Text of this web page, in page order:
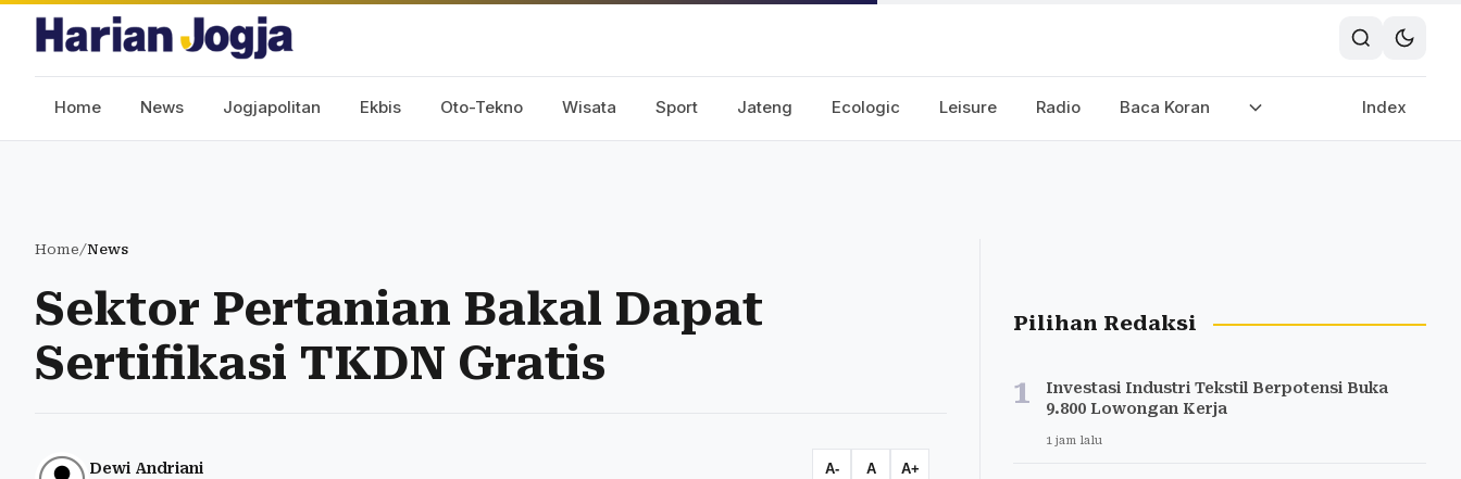
Home News Jogjapolitan Ekbis Oto-Tekno Wisata Sport Jateng Ecologic Leisure Radio Baca Koran Index
Home/News
Sektor Pertanian Bakal Dapat
Sertifikasi TKDN Gratis
Dewi Andriani A- A A+
Pilihan Redaksi
1
Investasi Industri Tekstil Berpotensi Buka
9.800 Lowongan Kerja
1 jam lalu